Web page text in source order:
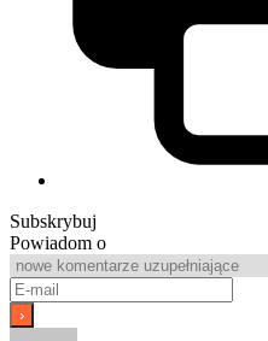
Subskrybuj
Powiadom o